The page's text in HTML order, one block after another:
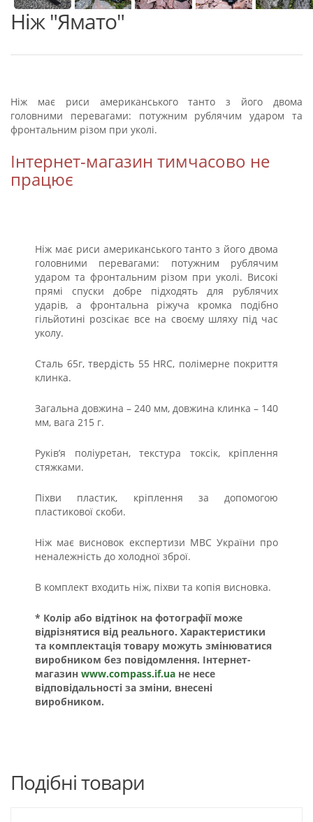
Ніж "Ямато"
Ніж має риси американського танто з його двома
головними перевагами: потужним рублячим ударом та
фронтальним різом при уколі.
Інтернет-магазин тимчасово не
працює
Ніж має риси американського танто з його двома
головними перевагами: потужним рублячим
ударом та фронтальним різом при уколі. Високі
прямі спуски добре підходять для рублячих
ударів, а фронтальна ріжуча кромка подібно
гільйотині розсікає все на своєму шляху під час
уколу.
Сталь 65г, твердість 55 HRC, полімерне покриття
клинка.
Загальна довжина – 240 мм, довжина клинка – 140
мм, вага 215 г.
Руків’я поліуретан, текстура токсік, кріплення
стяжками.
Піхви пластик, кріплення за допомогою
пластикової скоби.
Ніж має висновок експертизи МВС України про
неналежність до холодної зброї.
В комплект входить ніж, піхви та копія висновка.
* Колір або відтінок на фотографії може
відрізнятися від реального. Характеристики
та комплектація товару можуть змінюватися
виробником без повідомлення. Інтернет-
магазин www.compass.if.ua не несе
відповідальності за зміни, внесені
виробником.
Подібні товари